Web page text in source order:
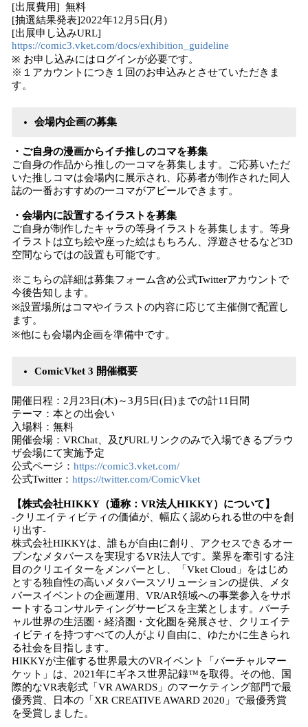
[出展費用] 無料
[抽選結果発表]2022年12月5日(月)
[出展申し込みURL]
https://comic3.vket.com/docs/exhibition_guideline
※ お申し込みにはログインが必要です。
※１アカウントにつき１回のお申込みとさせていただきま
す。
会場内企画の募集
・ご自身の漫画からイチ推しのコマを募集
ご自身の作品から推しの一コマを募集します。ご応募いただ
いた推しコマは会場内に展示され、応募者が制作された同人
誌の一番おすすめの一コマがアピールできます。
・会場内に設置するイラストを募集
ご自身が制作したキャラの等身イラストを募集します。等身
イラストは立ち絵や座った絵はもちろん、浮遊させるなど3D
空間ならではの設置も可能です。
※こちらの詳細は募集フォーム含め公式Twitterアカウントで
今後告知します。
※設置場所はコマやイラストの内容に応じて主催側で配置し
ます。
※他にも会場内企画を準備中です。
ComicVket 3 開催概要
開催日程：2月23日(木)～3月5日(日)までの計11日間
テーマ：本との出会い
入場料：無料
開催会場：VRChat、及びURLリンクのみで入場できるブラウ
ザ会場にて実施予定
公式ページ： https://comic3.vket.com/
公式Twitter： https://twitter.com/ComicVket
【株式会社HIKKY（通称：VR法人HIKKY）について】
-クリエイティビティの価値が、幅広く認められる世の中を創
り出す-
株式会社HIKKYは、誰もが自由に創り、アクセスできるオー
プンなメタバースを実現するVR法人です。業界を牽引する注
目のクリエイターをメンバーとし、「Vket Cloud」をはじめ
とする独自性の高いメタバースソリューションの提供、メタ
バースイベントの企画運用、VR/AR領域への事業参入をサポ
ートするコンサルティングサービスを主業とします。バーチ
ャル世界の生活圏・経済圏・文化圏を発展させ、クリエイテ
ィビティを持つすべての人がより自由に、ゆたかに生きられ
る社会を目指します。
HIKKYが主催する世界最大のVRイベント「バーチャルマー
ケット」は、2021年にギネス世界記録™を取得。その他、国
際的なVR表彰式「VR AWARDS」のマーケティング部門で最
優秀賞、日本の「XR CREATIVE AWARD 2020」で最優秀賞
を受賞しました。